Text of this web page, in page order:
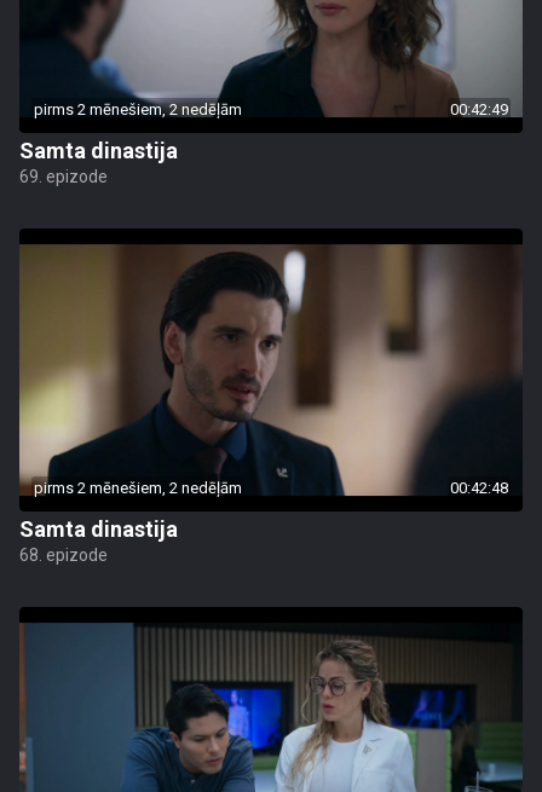
pirms 2 mēnešiem, 2 nedēļām 00:42:49
Samta dinastija
69. epizode
pirms 2 mēnešiem, 2 nedēļām 00:42:48
Samta dinastija
68. epizode